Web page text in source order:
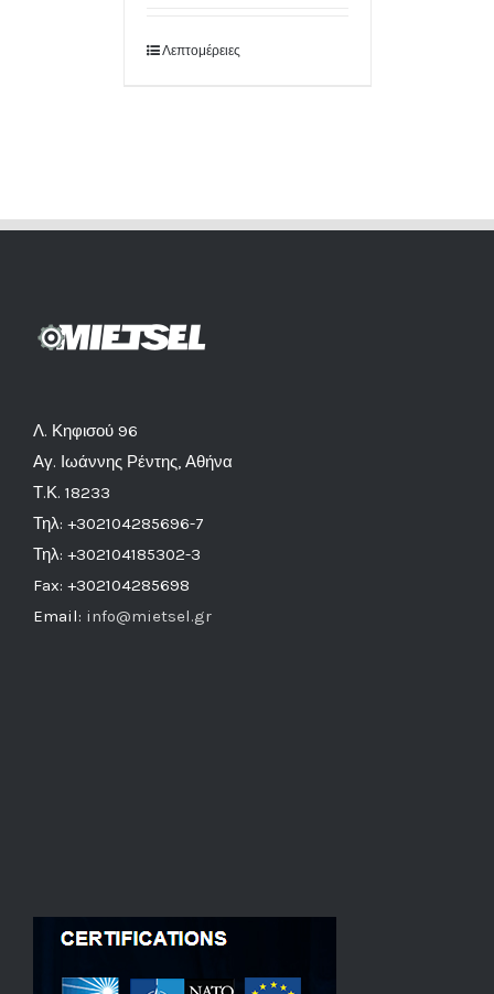
Λεπτομέρειες
Λ. Κηφισού 96
Αγ. Ιωάννης Ρέντης, Αθήνα
Τ.Κ. 18233
Τηλ: +302104285696-7
Τηλ: +302104185302-3
Fax: +302104285698
Email: info@mietsel.gr